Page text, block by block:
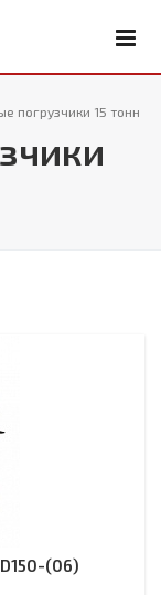
погрузчики 15 тонн
(06)